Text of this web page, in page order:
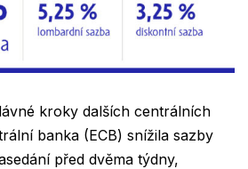
kroky dalších centrálních
banka (ECB) snížila sazby
před dvěma týdny,